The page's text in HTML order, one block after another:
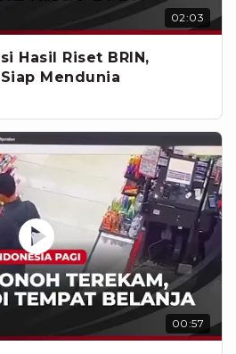
02:03
Hasil Riset BRIN,
Mendunia
00:57